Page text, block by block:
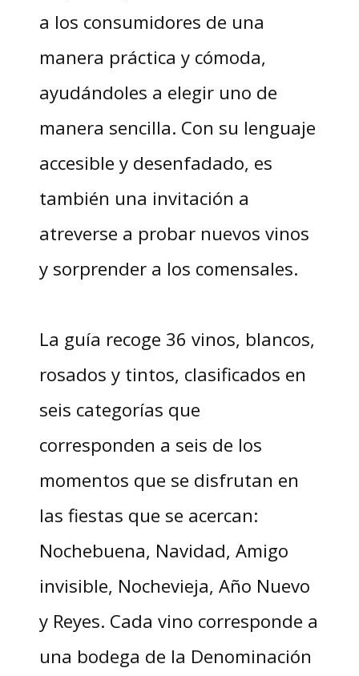
a los consumidores de una
manera práctica y cómoda,
ayudándoles a elegir uno de
manera sencilla. Con su lenguaje
accesible y desenfadado, es
también una invitación a
atreverse a probar nuevos vinos
y sorprender a los comensales.
La guía recoge 36 vinos, blancos,
rosados y tintos, clasificados en
seis categorías que
corresponden a seis de los
momentos que se disfrutan en
las fiestas que se acercan:
Nochebuena, Navidad, Amigo
invisible, Nochevieja, Año Nuevo
y Reyes. Cada vino corresponde a
una bodega de la Denominación